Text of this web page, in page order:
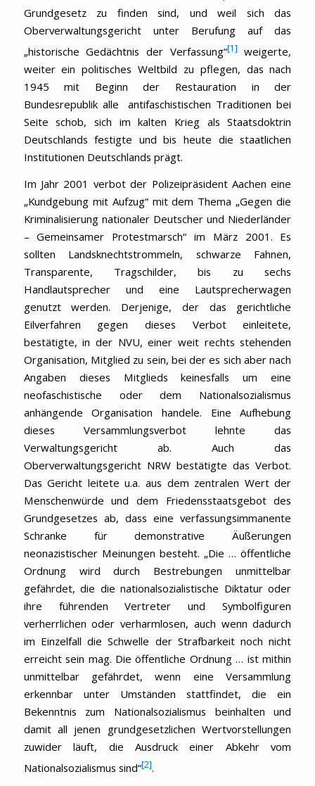
Grundgesetz zu finden sind, und weil sich das
Oberverwaltungsgericht unter Berufung auf das
„historische Gedächtnis der Verfassung“[1] weigerte,
weiter ein politisches Weltbild zu pflegen, das nach
1945 mit Beginn der Restauration in der
Bundesrepublik alle antifaschistischen Traditionen bei
Seite schob, sich im kalten Krieg als Staatsdoktrin
Deutschlands festigte und bis heute die staatlichen
Institutionen Deutschlands prägt.
Im Jahr 2001 verbot der Polizeipräsident Aachen eine
„Kundgebung mit Aufzug“ mit dem Thema „Gegen die
Kriminalisierung nationaler Deutscher und Niederländer
– Gemeinsamer Protestmarsch“ im März 2001. Es
sollten Landsknechtstrommeln, schwarze Fahnen,
Transparente, Tragschilder, bis zu sechs
Handlautsprecher und eine Lautsprecherwagen
genutzt werden. Derjenige, der das gerichtliche
Eilverfahren gegen dieses Verbot einleitete,
bestätigte, in der NVU, einer weit rechts stehenden
Organisation, Mitglied zu sein, bei der es sich aber nach
Angaben dieses Mitglieds keinesfalls um eine
neofaschistische oder dem Nationalsozialismus
anhängende Organisation handele. Eine Aufhebung
dieses Versammlungsverbot lehnte das
Verwaltungsgericht ab. Auch das
Oberverwaltungsgericht NRW bestätigte das Verbot.
Das Gericht leitete u.a. aus dem zentralen Wert der
Menschenwürde und dem Friedensstaatsgebot des
Grundgesetzes ab, dass eine verfassungsimmanente
Schranke für demonstrative Äußerungen
neonazistischer Meinungen besteht. „Die … öffentliche
Ordnung wird durch Bestrebungen unmittelbar
gefährdet, die die nationalsozialistische Diktatur oder
ihre führenden Vertreter und Symbolfiguren
verherrlichen oder verharmlosen, auch wenn dadurch
im Einzelfall die Schwelle der Strafbarkeit noch nicht
erreicht sein mag. Die öffentliche Ordnung … ist mithin
unmittelbar gefährdet, wenn eine Versammlung
erkennbar unter Umständen stattfindet, die ein
Bekenntnis zum Nationalsozialismus beinhalten und
damit all jenen grundgesetzlichen Wertvorstellungen
zuwider läuft, die Ausdruck einer Abkehr vom
Nationalsozialismus sind“[2].